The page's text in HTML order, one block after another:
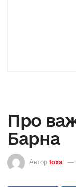
Про
Барна
Автор toxa